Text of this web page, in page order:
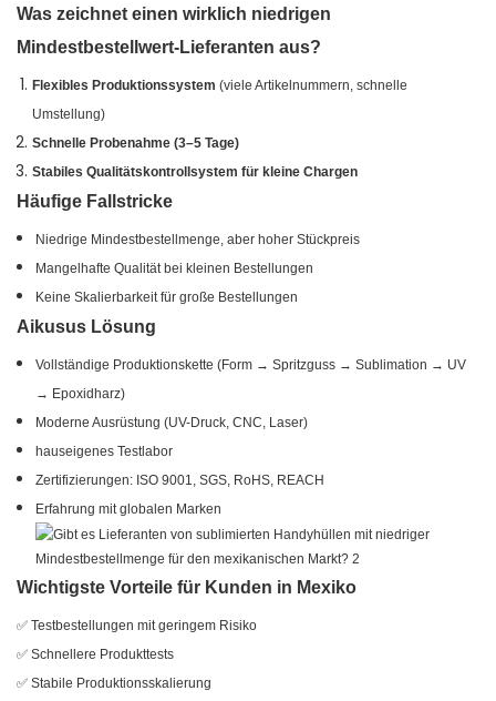
Was zeichnet einen wirklich niedrigen
Mindestbestellwert-Lieferanten aus?
Flexibles Produktionssystem (viele Artikelnummern, schnelle
Umstellung)
Schnelle Probenahme (3–5 Tage)
Stabiles Qualitätskontrollsystem für kleine Chargen
Häufige Fallstricke
Niedrige Mindestbestellmenge, aber hoher Stückpreis
Mangelhafte Qualität bei kleinen Bestellungen
Keine Skalierbarkeit für große Bestellungen
Aikusus Lösung
Vollständige Produktionskette (Form → Spritzguss → Sublimation → UV
→ Epoxidharz)
Moderne Ausrüstung (UV-Druck, CNC, Laser)
hauseigenes Testlabor
Zertifizierungen: ISO 9001, SGS, RoHS, REACH
Erfahrung mit globalen Marken
Wichtigste Vorteile für Kunden in Mexiko
✅ Testbestellungen mit geringem Risiko
✅ Schnellere Produkttests
✅ Stabile Produktionsskalierung